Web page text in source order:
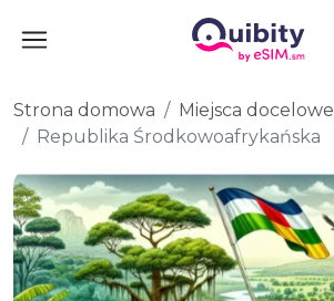
Strona domowa
Miejsca docelowe
Republika Środkowoafrykańska